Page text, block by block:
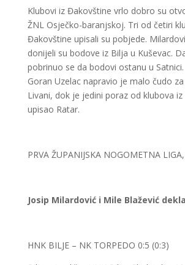
Klubovi iz Đakovštine vrlo dobro su
ŽNL Osječko-baranjskoj. Tri od četiri
Đakovštine upisali su pobjede.
donijeli su bodove iz Bilja u Kuševac.
pobrinuo se da bodovi ostanu u
Goran Uzelac napravio je malo čudo
Livani, dok je jedini poraz od klubova
upisao Ratar.
PRVA ŽUPANIJSKA NOGOMETNA
Josip Milardović i Mile Blažević
HNK BILJE – NK TORPEDO 0:5 (0:3)